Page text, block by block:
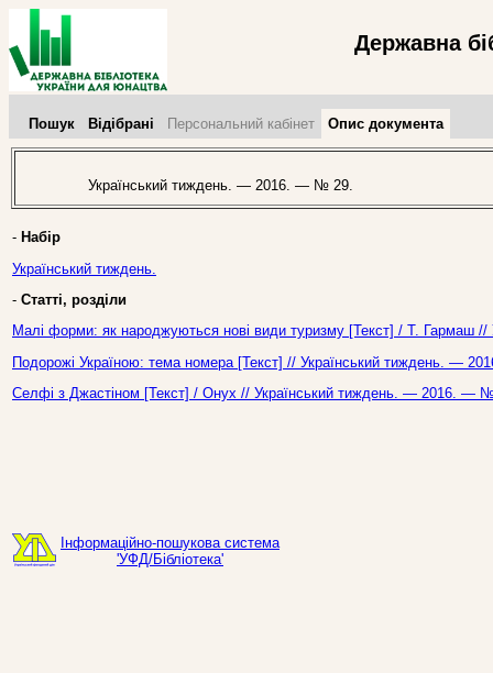
Державна
Пошук Відібрані Персональний кабінет Опис документа
Український тиждень. — 2016. — № 29.
- Набір
Український тиждень.
- Статті, розділи
Малі форми: як народжуються нові види туризму [Текст] / Т.
Подорожі Україною: тема номера [Текст] // Український тиждень. —
Селфі з Джастіном [Текст] / Онух // Український тиждень. — 2016. —
Інформаційно-пошукова система
'УФД/Бібліотека'